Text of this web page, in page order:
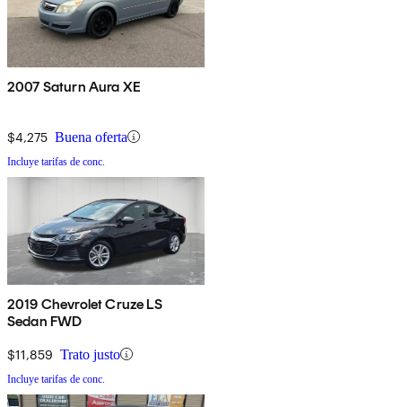
2007 Saturn Aura XE
$4,275 Buena oferta
Incluye tarifas de conc.
2019 Chevrolet Cruze LS
Sedan FWD
$11,859 Trato justo
Incluye tarifas de conc.